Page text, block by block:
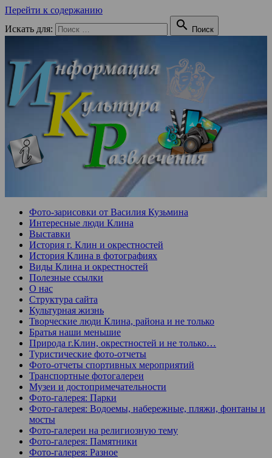
Перейти к содержанию
Искать для:
 Поиск
Фото-зарисовки от Василия Кузьмина
Интересные люди Клина
Выставки
История г. Клин и окрестностей
История Клина в фотографиях
Виды Клина и окрестностей
Полезные ссылки
О нас
Структура сайта
Культурная жизнь
Творческие люди Клина, района и не только
Братья наши меньшие
Природа г.Клин, окрестностей и не только…
Туристические фото-отчеты
Фото-отчеты спортивных мероприятий
Транспортные фотогалереи
Музеи и достопримечательности
Фото-галерея: Парки
Фото-галерея: Водоемы, набережные, пляжи, фонтаны и
мосты
Фото-галереи на религиозную тему
Фото-галерея: Памятники
Фото-галерея: Разное